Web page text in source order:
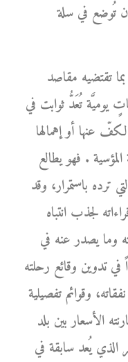
تُوضع في سلة
تقتضيه مقاصد
يوميَّة تُعَدُّ ثوابت في
عنها أو إهمالها
. فهو يطالع
ترده باستمرار، وقد
لجذب انتباه
وما يصدر عنه في
تدوين وقائع رحلته
وقوائم تفصيلية
الأسعار بين بلد
الذي يُعد سابقة في